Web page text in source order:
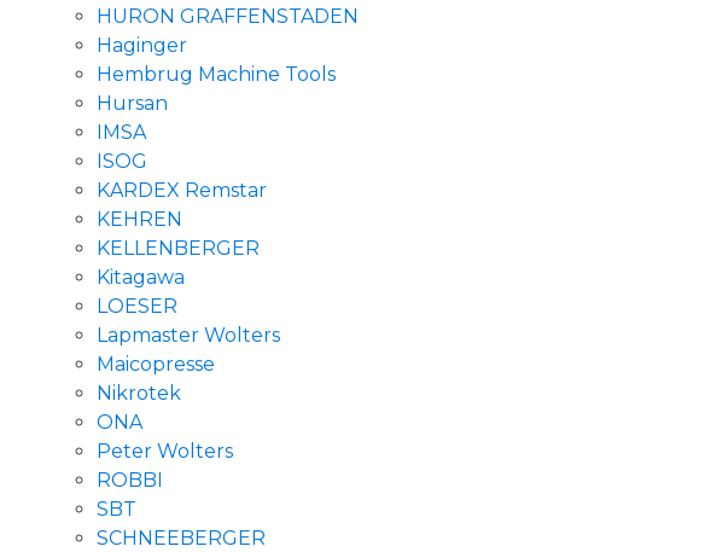
HURON GRAFFENSTADEN
Haginger
Hembrug Machine Tools
Hursan
IMSA
ISOG
KARDEX Remstar
KEHREN
KELLENBERGER
Kitagawa
LOESER
Lapmaster Wolters
Maicopresse
Nikrotek
ONA
Peter Wolters
ROBBI
SBT
SCHNEEBERGER